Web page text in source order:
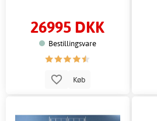
26995 DKK
Bestillingsvare
Køb